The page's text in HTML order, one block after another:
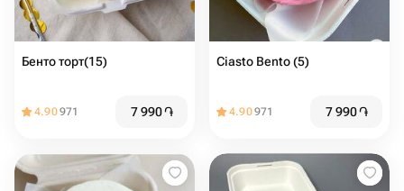
Бенто торт(15)
4.90971 7 990֏
Ciasto Bento (5)
4.90971 7 990֏